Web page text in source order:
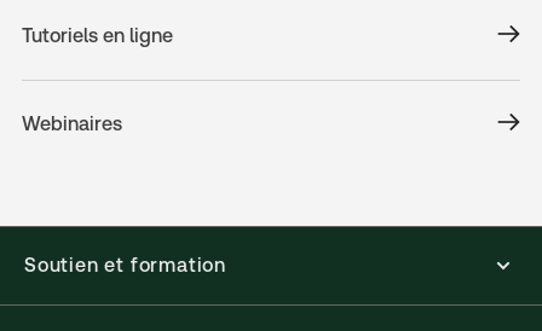
Tutoriels en ligne
Webinaires
Soutien et formation